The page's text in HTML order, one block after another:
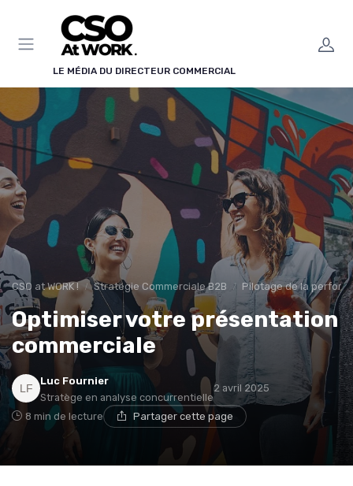
LE MÉDIA DU DIRECTEUR COMMERCIAL
CSO at WORK ! Stratégie Commerciale B2B Pilotage de la
Optimiser votre présentation
commerciale
Luc Fournier
Stratège en analyse concurrentielle
2 avril 2025
8 min de lecture Partager cette page